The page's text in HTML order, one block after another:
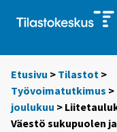
Etusivu > Tilastot >
Työvoimatutkimus >
joulukuu >
Väestö sukupuolen